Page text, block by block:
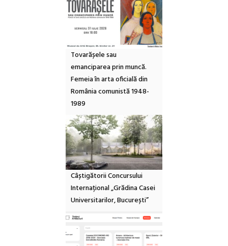
Tovarășele sau
emanciparea prin muncă.
Femeia în arta oficială din
România comunistă 1948-
1989
Câștigătorii Concursului
Internațional „Grădina Casei
Universitarilor, București”